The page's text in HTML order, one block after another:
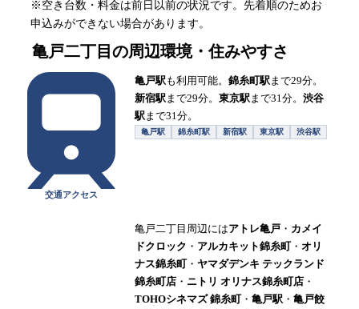
※空き台数・料金は前日以前の状況です。先着順のためお
申込みができない場合があります。
亀戸二丁目 の周辺環境・住みやすさ
交通アクセス
亀戸駅も利用可能。 錦糸町駅 まで29分。
新宿駅 まで29分。 東京駅 まで31分。 渋谷
駅 まで31分。
亀戸駅 錦糸町駅 新宿駅 東京駅 渋谷駅
亀戸二丁目周辺にはアトレ亀戸 ・ カメイ
ドクロック ・ アルカキット錦糸町・ オリ
ナス錦糸町・ ヤマダデンキ テックランド
錦糸町店 ・ ニトリ オリナス錦糸町店 ・
TOHOシネマズ 錦糸町・ 亀戸駅 ・ 亀戸餃